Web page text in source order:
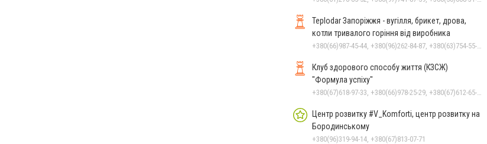
Teplodar Запоріжжя - вугілля, брикет, дрова,
котли тривалого горіння від виробника
Клуб здорового способу життя (КЗСЖ)
"Формула успіху"
Центр розвитку #V_Komforti, центр розвитку на
Бородинському
+380(96)319-94-14, +380(67)813-07-71